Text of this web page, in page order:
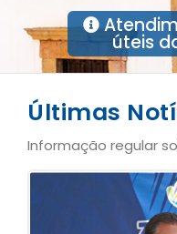
úteis
Últimas
Informação regular